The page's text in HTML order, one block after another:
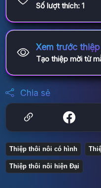
Số lượt thích: 1
Xem trước
Tạo thiệp mời từ
Chia sẻ
Thiệp thôi nôi có hình
Thiệp thôi nôi hiện Đại